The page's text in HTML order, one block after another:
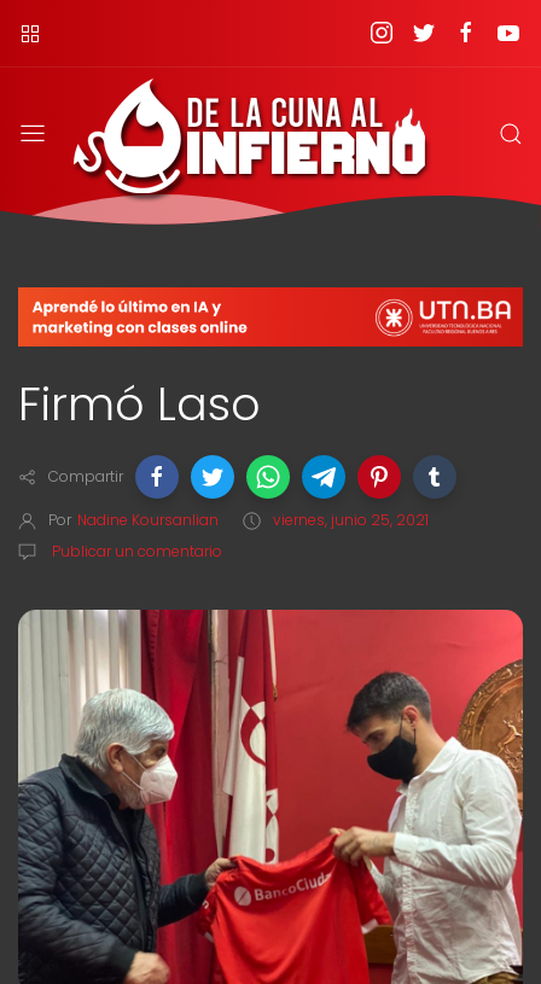
Firmó Laso
Compartir
Por Nadine Koursanlian
viernes, junio 25, 2021
Publicar un comentario